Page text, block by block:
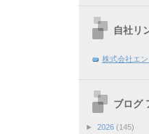
自社リ
株式会社エン
ブログ
► 2026 (145)